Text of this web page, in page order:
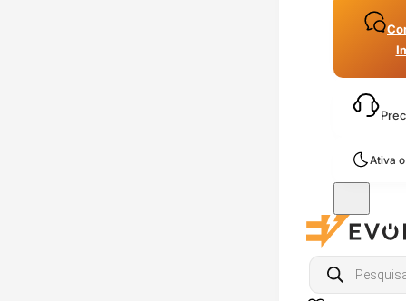
Ativa
Products
search